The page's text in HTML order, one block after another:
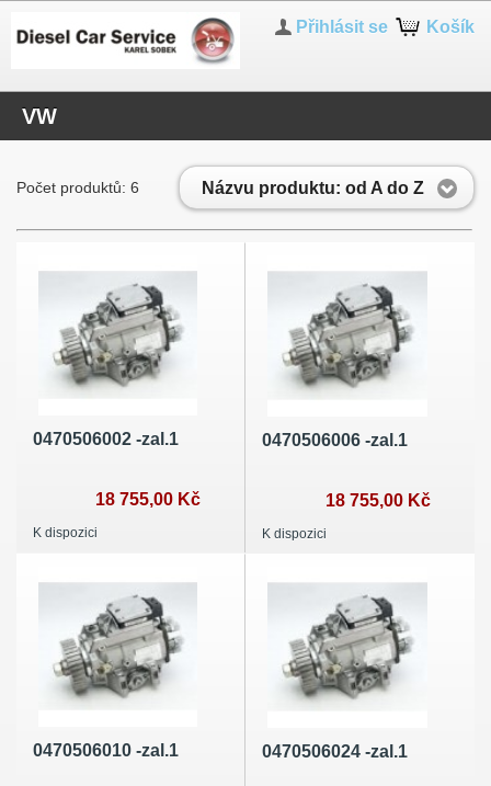
Košík
Přihlásit se
VW
Názvu produktu: od A do Z
Počet produktů: 6
0470506002 -zal.1
18 755,00 Kč
K dispozici
0470506006 -zal.1
18 755,00 Kč
K dispozici
0470506010 -zal.1 0470506024 -zal.1